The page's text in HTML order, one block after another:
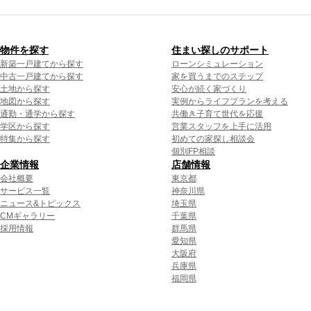
物件を探す
新築一戸建てから探す
中古一戸建てから探す
土地から探す
地図から探す
通勤・通学から探す
学区から探す
特集から探す
住まい探しのサポート
ローンシミュレーション
家を買うまでのステップ
安心が続く家づくり
実例からライフプランを考える
共働き子育て世代を応援
営業スタッフを上手に活用
初めての家探し相談会
個別FP相談
企業情報
会社概要
サービス一覧
ニュース&トピックス
CMギャラリー
採用情報
店舗情報
東京都
神奈川県
埼玉県
千葉県
群馬県
愛知県
大阪府
兵庫県
福岡県